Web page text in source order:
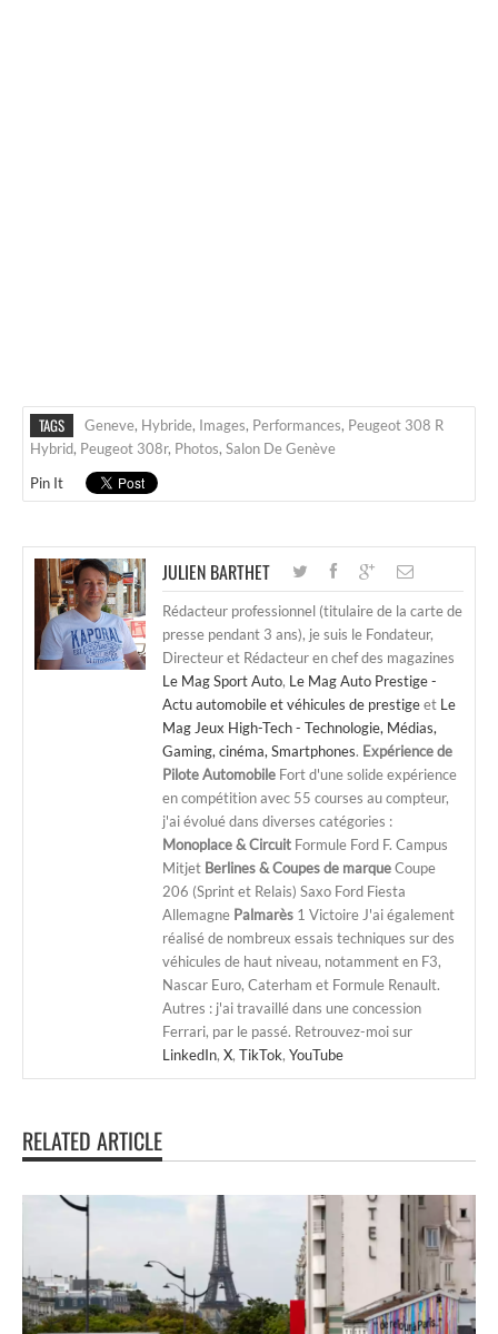
TAGS Geneve, Hybride, Images, Performances, Peugeot 308 R
Hybrid, Peugeot 308r, Photos, Salon De Genève
Pin It
JULIEN BARTHET
Rédacteur professionnel (titulaire de la carte de
presse pendant 3 ans), je suis le Fondateur,
Directeur et Rédacteur en chef des magazines
Le Mag Sport Auto, Le Mag Auto Prestige -
Actu automobile et véhicules de prestigeet Le
Mag Jeux High-Tech - Technologie, Médias,
Gaming, cinéma, Smartphones. Expérience de
Pilote Automobile Fort d'une solide expérience
en compétition avec 55 courses au compteur,
j'ai évolué dans diverses catégories :
Monoplace & Circuit Formule Ford F. Campus
Mitjet Berlines & Coupes de marqueCoupe
206 (Sprint et Relais) Saxo Ford Fiesta
Allemagne Palmarès 1 Victoire J'ai également
réalisé de nombreux essais techniques sur des
véhicules de haut niveau, notamment en F3,
Nascar Euro, Caterham et Formule Renault.
Autres : j'ai travaillé dans une concession
Ferrari, par le passé. Retrouvez-moi sur
LinkedIn, X, TikTok, YouTube
RELATED ARTICLE